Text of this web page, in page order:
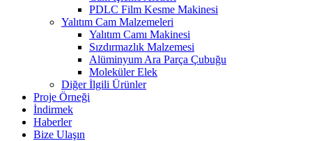
PDLC Film Kesme Makinesi
Yalıtım Cam Malzemeleri
Yalıtım Camı Makinesi
Sızdırmazlık Malzemesi
Alüminyum Ara Parça Çubuğu
Moleküler Elek
Diğer İlgili Ürünler
Proje Örneği
İndirmek
Haberler
Bize Ulaşın